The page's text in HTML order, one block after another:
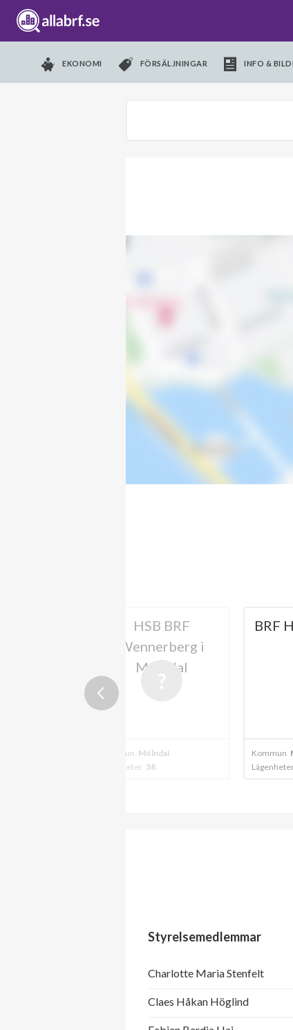
EKONOMI FÖRSÄLJNINGAR INFO &
HSB BRF
Wennerberg i
Mölndal
Kommun Mölndal
Lägenheter 38
BRF
Kommun
Styrelsemedlemmar
Charlotte Maria Stenfelt
Claes Håkan Höglind